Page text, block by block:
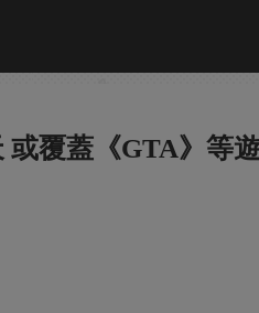
或覆蓋《GTA》等